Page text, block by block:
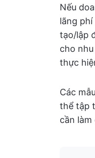
Nếu
lãng
tạo/lập
cho
thực
Các
thể tập
cần làm